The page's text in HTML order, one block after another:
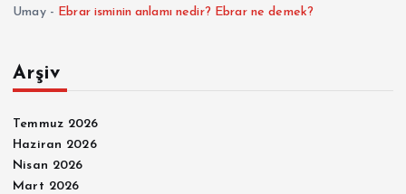
Umay- Ebrar isminin anlamı nedir? Ebrar ne demek?
Arşiv
Temmuz 2026
Haziran 2026
Nisan 2026
Mart 2026